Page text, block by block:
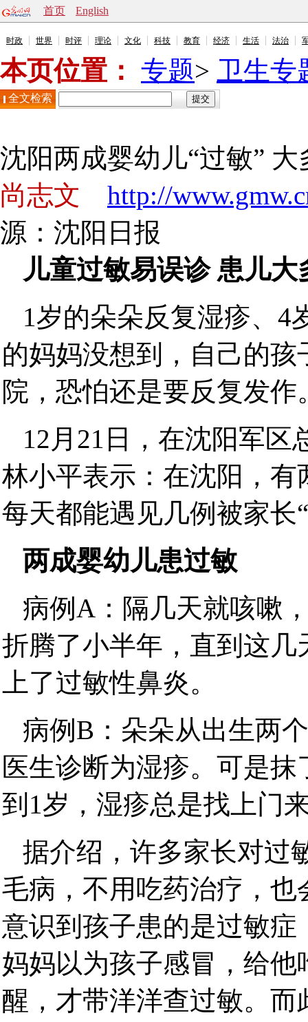
首页 English
时政 世界 时评 理论 文化 科技 教育 经济 生活 法治
本页位置： 专题> 卫生专
全文检索
沈阳两成婴幼儿“过敏”
尚志文
http://
源： 沈阳日报
儿童过敏易误诊 患儿
1岁的朵朵反复湿疹、
的妈妈没想到，自己的
院，恐怕还是要反复发作
12月21日，在沈阳军
林小平表示：在沈阳，
每天都能遇见几例被家长
两成婴幼儿患过敏
病例A：隔几天就咳嗽
折腾了小半年，直到这
上了过敏性鼻炎。
病例B：朵朵从出生两
医生诊断为湿疹。可是
到1岁，湿疹总是找上门
据介绍，许多家长对过
毛病，不用吃药治疗，
意识到孩子患的是过敏
妈妈以为孩子感冒，给
醒，才带洋洋查过敏。